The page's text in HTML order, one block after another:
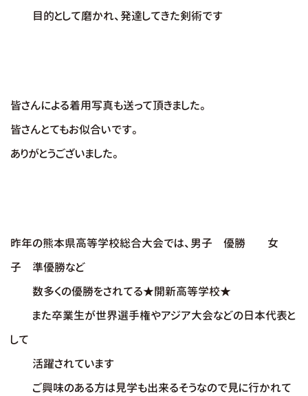
目的として磨かれ、発達してきた剣術です
皆さんによる着用写真も送って頂きました。
皆さんとてもお似合いです。
ありがとうございました。
昨年の熊本県高等学校総合大会では、男子 優勝 女
子 準優勝など
数多くの優勝をされてる★開新高等学校★
また卒業生が世界選手権やアジア大会などの日本代表と
して
活躍されています
ご興味のある方は見学も出来るそうなので見に行かれて